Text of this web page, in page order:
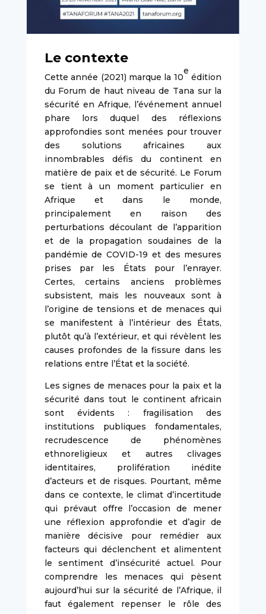
Le contexte
Cette année (2021) marque la 10
e
édition
du Forum de haut niveau de Tana sur la
sécurité en Afrique, l’événement annuel
phare lors duquel des réflexions
approfondies sont menées pour trouver
des solutions africaines aux
innombrables défis du continent en
matière de paix et de sécurité. Le Forum
se tient à un moment particulier en
Afrique et dans le monde,
principalement en raison des
perturbations découlant de l’apparition
et de la propagation soudaines de la
pandémie de COVID-19 et des mesures
prises par les États pour l’enrayer.
Certes, certains anciens problèmes
subsistent, mais les nouveaux sont à
l’origine de tensions et de menaces qui
se manifestent à l’intérieur des États,
plutôt qu’à l’extérieur, et qui révèlent les
causes profondes de la fissure dans les
relations entre l’État et la société.
Les signes de menaces pour la paix et la
sécurité dans tout le continent africain
sont évidents : fragilisation des
institutions publiques fondamentales,
recrudescence de phénomènes
ethnoreligieux et autres clivages
identitaires, prolifération inédite
d’acteurs et de risques. Pourtant, même
dans ce contexte, le climat d’incertitude
qui prévaut offre l’occasion de mener
une réflexion approfondie et d’agir de
manière décisive pour remédier aux
facteurs qui déclenchent et alimentent
le sentiment d’insécurité actuel. Pour
comprendre les menaces qui pèsent
aujourd’hui sur la sécurité de l’Afrique, il
faut également repenser le rôle des